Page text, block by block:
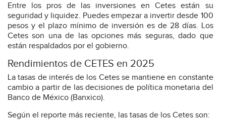
Entre los pros de las inversiones en Cetes están su
seguridad y liquidez. Puedes empezar a invertir desde 100
pesos y el plazo mínimo de inversión es de 28 días. Los
Cetes son una de las opciones más seguras, dado que
están respaldados por el gobierno.
Rendimientos de CETES en 2025
La tasas de interés de los Cetes se mantiene en constante
cambio a partir de las decisiones de política monetaria del
Banco de México (Banxico).
Según el reporte más reciente, las tasas de los Cetes son: